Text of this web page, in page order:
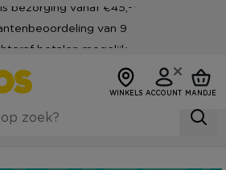
bezorging vanaf €45,-*
van 9
betalen mogelijk
WINKELS ACCOUNT MANDJE